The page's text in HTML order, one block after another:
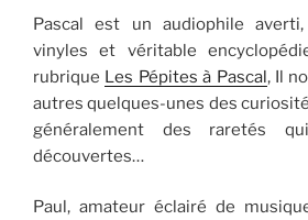
Pascal est un audiophile
vinyles et véritable
rubrique Les Pépites à Pascal, Il
autres quelques-unes des
généralement des raretés
découvertes…
Paul, amateur éclairé de